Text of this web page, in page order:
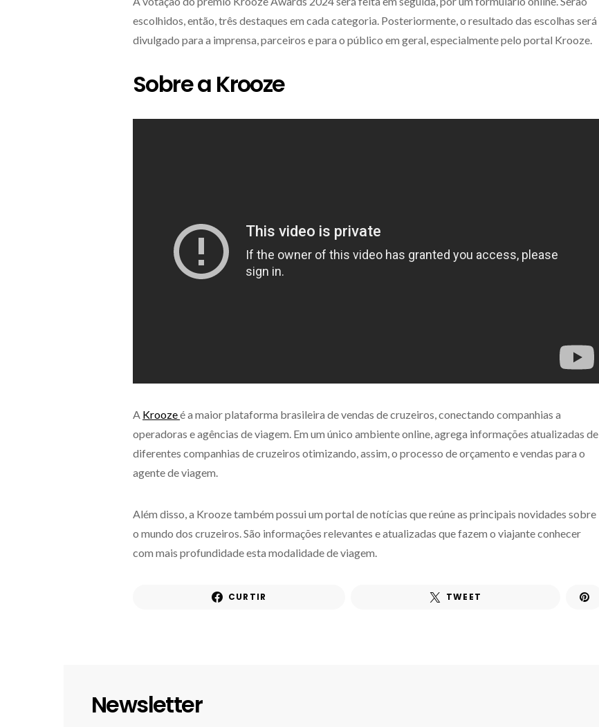
escolhidos, então, três destaques em cada categoria. Posteriormente, o resultado das escolhas será
divulgado para a imprensa, parceiros e para o público em geral, especialmente pelo portal Krooze.
Sobre a Krooze
A Kroozeé a maior plataforma brasileira de vendas de cruzeiros, conectando companhias a
operadoras e agências de viagem. Em um único ambiente online, agrega informações atualizadas de
diferentes companhias de cruzeiros otimizando, assim, o processo de orçamento e vendas para o
agente de viagem.
Além disso, a Krooze também possui um portal de notícias que reúne as principais novidades sobre
o mundo dos cruzeiros. São informações relevantes e atualizadas que fazem o viajante conhecer
com mais profundidade esta modalidade de viagem.
CURTIR TWEET
Newsletter